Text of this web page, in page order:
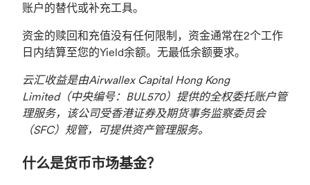
账户的替代或补充工具。
资金的赎回和充值没有任何限制，资金通常在2个工作
日内结算至您的Yield余额。无最低余额要求。
云汇收益是由Airwallex Capital Hong Kong
Limited（中央编号：BUL570）提供的全权委托账户管
理服务，该公司受香港证券及期货事务监察委员会
（SFC）规管，可提供资产管理服务。
什么是货币市场基金？